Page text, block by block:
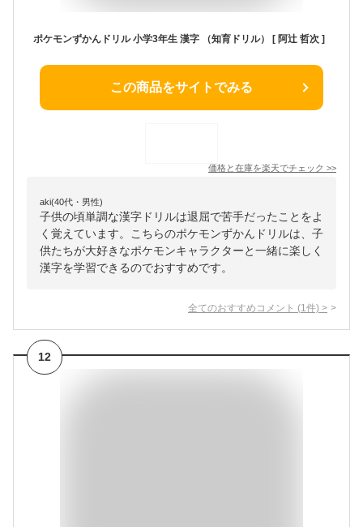
ポケモンずかんドリル 小学3年生 漢字 （知育ドリル） [ 阿辻 哲次 ]
この商品をサイトでみる
価格と在庫を楽天でチェック >>
aki(40代・男性)
子供の頃単調な漢字ドリルは退屈で苦手だったことをよ
く覚えています。こちらのポケモンずかんドリルは、子
供たちが大好きなポケモンキャラクターと一緒に楽しく
漢字を学習できるのでおすすめです。
全てのおすすめコメント (1 件) >
12